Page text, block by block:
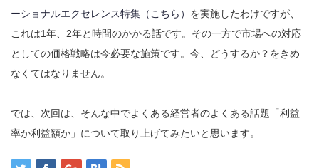
ーショナルエクセレンス特集（こちら） を実施したわけですが、
これは1年、2年と時間のかかる話です。その一方で市場への対応
としての価格戦略は今必要な施策です。今、どうするか？をきめ
なくてはなりません。
では、次回は、そんな中でよくある経営者のよくある話題「利益
率か利益額か」について取り上げてみたいと思います。